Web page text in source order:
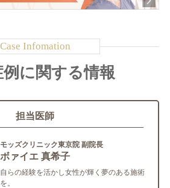
例に関する情報
担当医師
モッズクリニック東京院 副院長
ボァイエ 真希子
自らの経験を活かし女性が輝く夢のある施術
を。